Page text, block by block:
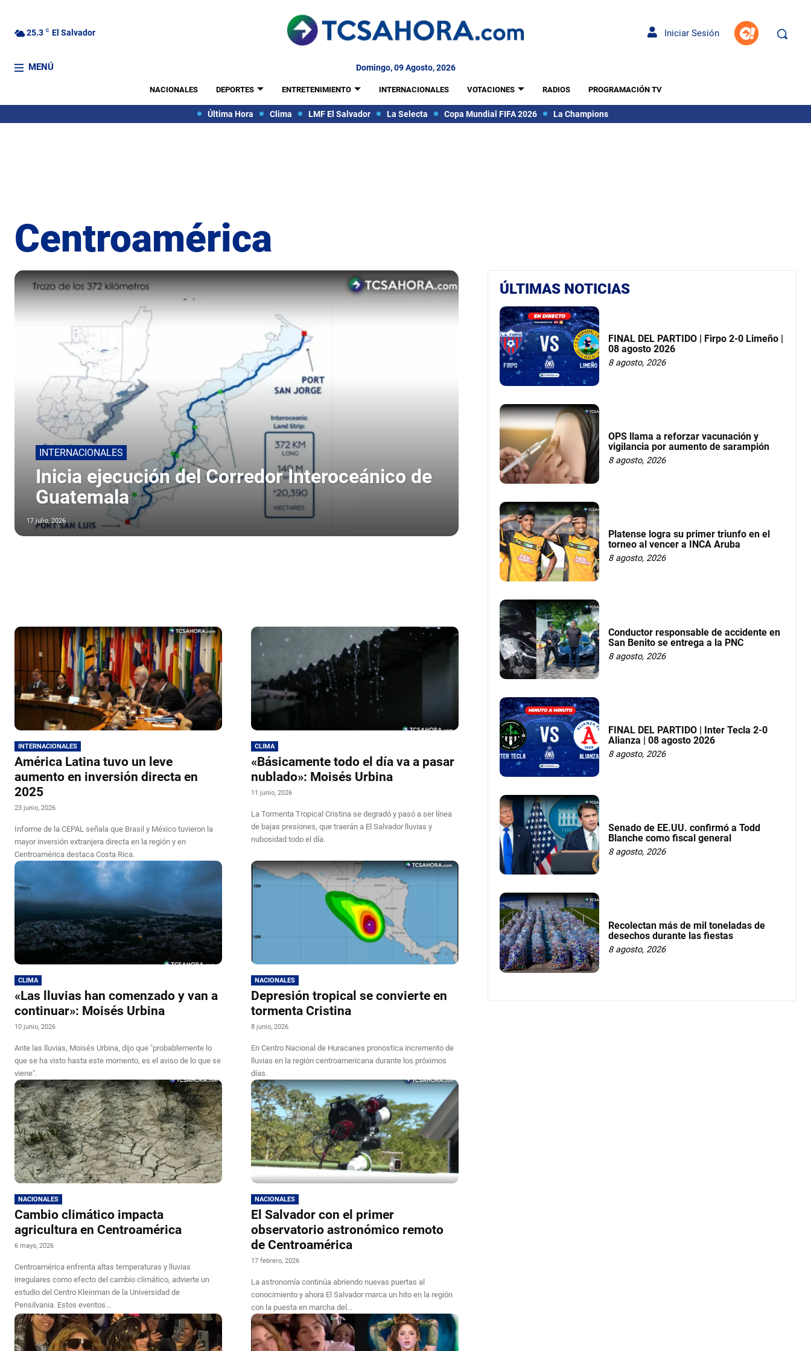
25.3 C El Salvador Iniciar Sesión
MENÚ Domingo, 09 Agosto, 2026
NACIONALES DEPORTES ENTRETENIMIENTO INTERNACIONALES VOTACIONES RADIOS PROGRAMACIÓN TV
Última Hora Clima LMF El Salvador La Selecta Copa Mundial FIFA 2026 La Champions
Centroamérica
INTERNACIONALES
Inicia ejecución del Corredor Interoceánico de
Guatemala
17 julio, 2026
INTERNACIONALES
América Latina tuvo un leve
aumento en inversión directa en
2025
23 junio, 2026
Informe de la CEPAL señala que Brasil y México tuvieron la
mayor inversión extranjera directa en la región y en
Centroamérica destaca Costa Rica.
CLIMA
«Básicamente todo el día va a pasar
nublado»: Moisés Urbina
11 junio, 2026
La Tormenta Tropical Cristina se degradó y pasó a ser línea
de bajas presiones, que traerán a El Salvador lluvias y
nubosidad todo el día.
CLIMA
«Las lluvias han comenzado y van a
continuar»: Moisés Urbina
10 junio, 2026
Ante las lluvias, Moisés Urbina, dijo que "probablemente lo
que se ha visto hasta este momento, es el aviso de lo que se
viene".
NACIONALES
Depresión tropical se convierte en
tormenta Cristina
8 junio, 2026
En Centro Nacional de Huracanes pronostica incremento de
lluvias en la región centroamericana durante los próximos
días.
NACIONALES
Cambio climático impacta
agricultura en Centroamérica
6 mayo, 2026
Centroamérica enfrenta altas temperaturas y lluvias
irregulares como efecto del cambio climático, advierte un
estudio del Centro Kleinman de la Universidad de
Pensilvania. Estos eventos...
NACIONALES
El Salvador con el primer
observatorio astronómico remoto
de Centroamérica
17 febrero, 2026
La astronomía continúa abriendo nuevas puertas al
conocimiento y ahora El Salvador marca un hito en la región
con la puesta en marcha del...
ÚLTIMAS NOTICIAS
FINAL DEL PARTIDO | Firpo 2-0 Limeño |
08 agosto 2026
8 agosto, 2026
OPS llama a reforzar vacunación y
vigilancia por aumento de sarampión
8 agosto, 2026
Platense logra su primer triunfo en el
torneo al vencer a INCA Aruba
8 agosto, 2026
Conductor responsable de accidente en
San Benito se entrega a la PNC
8 agosto, 2026
FINAL DEL PARTIDO | Inter Tecla 2-0
Alianza | 08 agosto 2026
8 agosto, 2026
Senado de EE.UU. confirmó a Todd
Blanche como fiscal general
8 agosto, 2026
Recolectan más de mil toneladas de
desechos durante las fiestas
8 agosto, 2026